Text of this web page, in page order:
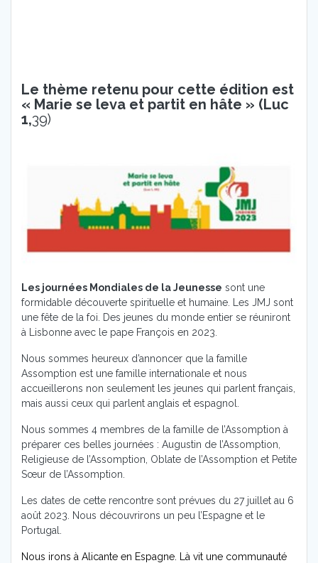
Le thème retenu pour cette édition est
« Marie se leva et partit en hâte » (Luc
1,39)
Les journées Mondiales de la Jeunesse sont une
formidable découverte spirituelle et humaine. Les JMJ sont
une fête de la foi. Des jeunes du monde entier se réuniront
à Lisbonne avec le pape François en 2023.
Nous sommes heureux d’annoncer que la famille
Assomption est une famille internationale et nous
accueillerons non seulement les jeunes qui parlent français,
mais aussi ceux qui parlent anglais et espagnol.
Nous sommes 4 membres de la famille de l’Assomption à
préparer ces belles journées : Augustin de l’Assomption,
Religieuse de l’Assomption, Oblate de l’Assomption et Petite
Sœur de l’Assomption.
Les dates de cette rencontre sont prévues du 27 juillet au 6
août 2023. Nous découvrirons un peu l’Espagne et le
Portugal.
Nous irons à Alicante en Espagne. Là vit une communauté